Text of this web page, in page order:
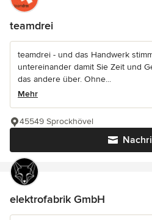
teamdrei
teamdrei - und das Handwerk
untereinander damit Sie Zeit und
das andere über. Ohne...
Mehr
45549 Sprockhövel
elektrofabrik GmbH